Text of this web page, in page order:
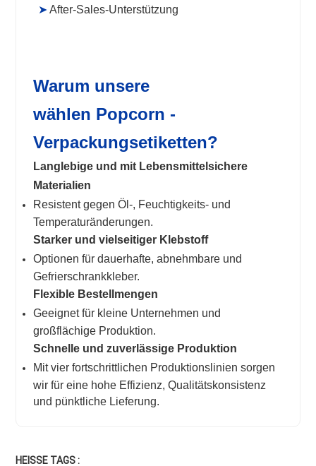
➤After-Sales-Unterstützung
Warum unsere
wählen Popcorn -
Verpackungsetiketten?
Langlebige und mit Lebensmittelsichere
Materialien
Resistent gegen Öl-, Feuchtigkeits- und
Temperaturänderungen.
Starker und vielseitiger Klebstoff
Optionen für dauerhafte, abnehmbare und
Gefrierschrankkleber.
Flexible Bestellmengen
Geeignet für kleine Unternehmen und
großflächige Produktion.
Schnelle und zuverlässige Produktion
Mit vier fortschrittlichen Produktionslinien sorgen
wir für eine hohe Effizienz, Qualitätskonsistenz
und pünktliche Lieferung.
HEISSE TAGS :